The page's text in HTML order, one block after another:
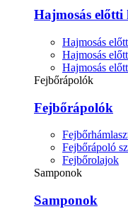
Hajmosás
Hajmosás
Hajmosás
Hajmosás
Fejbőrápolók
Fejbőrápolók
Fejbőrápoló
Fejbőrolajok
Samponok
Samponok